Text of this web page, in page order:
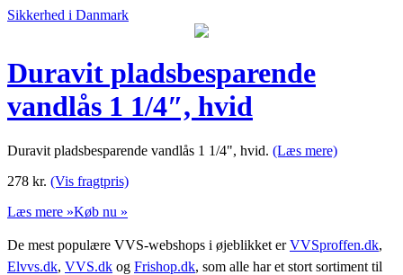
Sikkerhed i Danmark
Duravit pladsbesparende
vandlås 1 1/4″, hvid
Duravit pladsbesparende vandlås 1 1/4", hvid. (Læs mere)
278 kr. (Vis fragtpris)
Læs mere »Køb nu »
De mest populære VVS-webshops i øjeblikket erVVSproffen.dk,
Elvvs.dk, VVS.dk og Frishop.dk, som alle har et stort sortiment til